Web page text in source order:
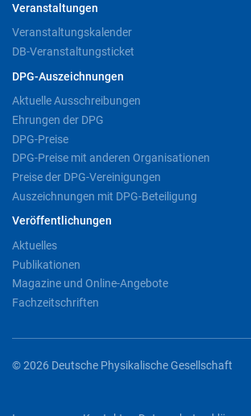
Veranstaltungen
Veranstaltungskalender
DB-Veranstaltungsticket
DPG-Auszeichnungen
Aktuelle Ausschreibungen
Ehrungen der DPG
DPG-Preise
DPG-Preise mit anderen Organisationen
Preise der DPG-Vereinigungen
Auszeichnungen mit DPG-Beteiligung
Veröffentlichungen
Aktuelles
Publikationen
Magazine und Online-Angebote
Fachzeitschriften
© 2026 Deutsche Physikalische Gesellschaft